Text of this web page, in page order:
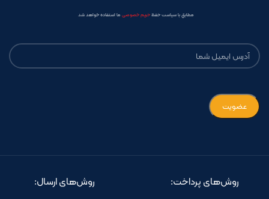
مطابق با سیاست حفظحریم خصوصی ما استفاده خواهد شد
روش‌های پرداخت: روش‌های ارسال: